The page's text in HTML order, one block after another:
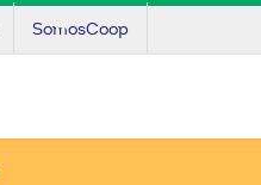
SomosCoop